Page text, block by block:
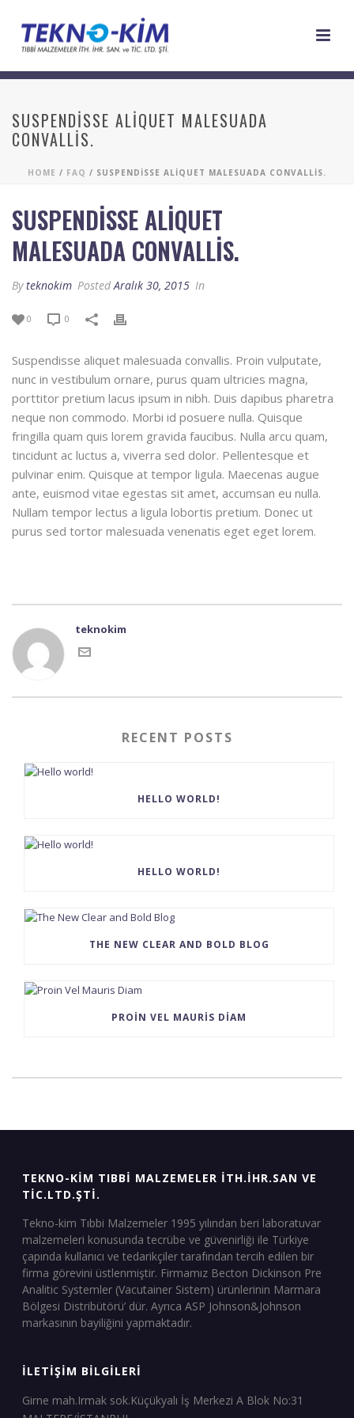
SUSPENDISSE ALIQUET MALESUADA
CONVALLIS.
HOME / FAQ / SUSPENDISSE ALIQUET MALESUADA CONVALLIS.
SUSPENDISSE ALIQUET
MALESUADA CONVALLIS.
Byteknokim PostedAralık 30, 2015 In
0 0
Suspendisse aliquet malesuada convallis. Proin vulputate,
nunc in vestibulum ornare, purus quam ultricies magna,
porttitor pretium lacus ipsum in nibh. Duis dapibus pharetra
neque non commodo. Morbi id posuere nulla. Quisque
fringilla quam quis lorem gravida faucibus. Nulla arcu quam,
tincidunt ac luctus a, viverra sed dolor. Pellentesque et
pulvinar enim. Quisque at tempor ligula. Maecenas augue
ante, euismod vitae egestas sit amet, accumsan eu nulla.
Nullam tempor lectus a ligula lobortis pretium. Donec ut
purus sed tortor malesuada venenatis eget eget lorem.
teknokim
RECENT POSTS
HELLO WORLD!
HELLO WORLD!
THE NEW CLEAR AND BOLD BLOG
PROIN VEL MAURIS DIAM
TEKNO-KIM TIBBI MALZEMELER İTH.İHR.SAN VE
TIC.LTD.ŞTI.
Tekno-kim Tıbbi Malzemeler 1995 yılından beri laboratuvar
malzemeleri konusunda tecrübe ve güvenirliği ile Türkiye
çapında kullanıcı ve tedarikçiler tarafından tercih edilen bir
firma görevini üstlenmiştir. Firmamız Becton Dickinson Pre
Analitic Systemler (Vacutainer Sistem) ürünlerinin Marmara
Bölgesi Distribütörü’ dür. Ayrıca ASP Johnson&Johnson
markasının bayiliğini yapmaktadır.
İLETİŞİM BİLGİLERİ
Girne mah.Irmak sok.Küçükyalı İş Merkezi A Blok No:31